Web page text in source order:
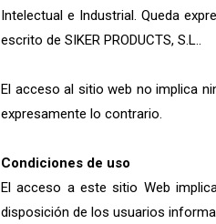
Intelectual e Industrial. Queda
escrito de SIKER PRODUCTS, S.L..
El acceso al sitio web no implica
expresamente lo contrario.
Condiciones de uso
El acceso a este sitio Web
disposición de los usuarios